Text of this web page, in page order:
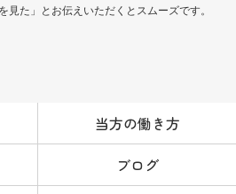
見た」とお伝えいただくとスムーズです。
当方の働き方
ブログ